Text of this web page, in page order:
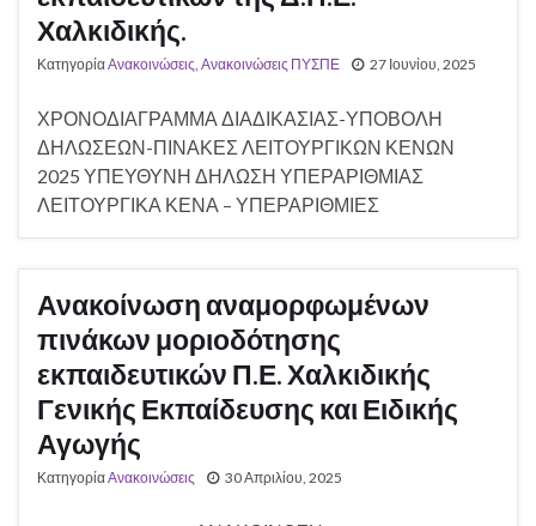
Χαλκιδικής.
ΚατηγορίαΑνακοινώσεις Ανακοινώσεις ΠΥΣΠΕ 27 Ιουνίου, 2025
ΧΡΟΝΟΔΙΑΓΡΑΜΜΑ ΔΙΑΔΙΚΑΣΙΑΣ-ΥΠΟΒΟΛΗ
ΔΗΛΩΣΕΩΝ-ΠΙΝΑΚΕΣ ΛΕΙΤΟΥΡΓΙΚΩΝ ΚΕΝΩΝ
2025 ΥΠΕΥΘΥΝΗ ΔΗΛΩΣΗ ΥΠΕΡΑΡΙΘΜΙΑΣ
ΛΕΙΤΟΥΡΓΙΚΑ ΚΕΝΑ – ΥΠΕΡΑΡΙΘΜΙΕΣ
Ανακοίνωση αναμορφωμένων
πινάκων μοριοδότησης
εκπαιδευτικών Π.Ε. Χαλκιδικής
Γενικής Εκπαίδευσης και Ειδικής
Αγωγής
ΚατηγορίαΑνακοινώσεις 30 Απριλίου, 2025